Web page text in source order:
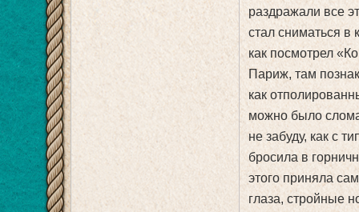
раздражали все
стал сниматься в
как посмотрел
Париж, там
как
можно было
не забуду, как с
бросила в
этого приняла
глаза, стройные